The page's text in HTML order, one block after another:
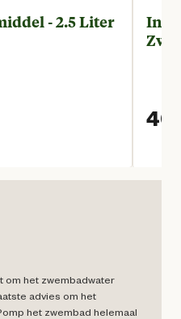
- 2.5 Liter
40.
om het zwembadwater
advies om het
het zwembad helemaal